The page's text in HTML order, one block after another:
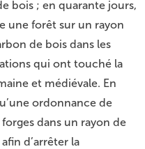
bois ; en quarante jours,
une forêt sur un rayon
de bois dans les
qui ont touché la
et médiévale. En
ordonnance de
dans un rayon de
d’arrêter la